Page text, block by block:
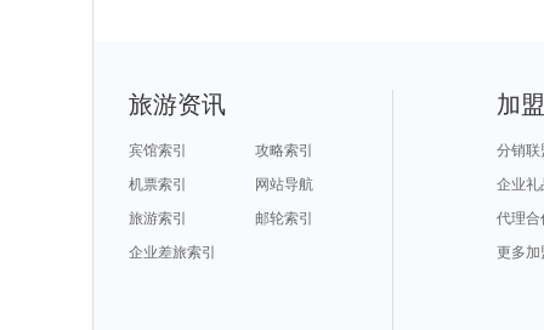
旅游资讯
宾馆索引
攻略索引
机票索引
网站导航
旅游索引
邮轮索引
企业差旅索引
加
分销联
企业礼
代理合
更多加